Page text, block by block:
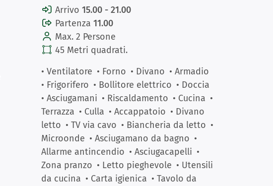
Arrivo 15.00 - 21.00
Partenza 11.00
Max. 2 Persone
45 Metri quadrati.
• Ventilatore • Forno • Divano • Armadio
• Frigorifero • Bollitore elettrico • Doccia
• Asciugamani • Riscaldamento • Cucina •
Terrazza • Culla • Accappatoio • Divano
letto • TV via cavo • Biancheria da letto •
Microonde • Asciugamano da bagno •
Allarme antincendio • Asciugacapelli •
Zona pranzo • Letto pieghevole • Utensili
da cucina • Carta igienica • Tavolo da